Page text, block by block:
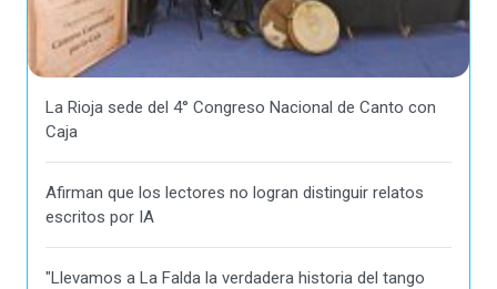
La Rioja sede del 4° Congreso Nacional de Canto con
Caja
Afirman que los lectores no logran distinguir relatos
escritos por IA
"Llevamos a La Falda la verdadera historia del tango